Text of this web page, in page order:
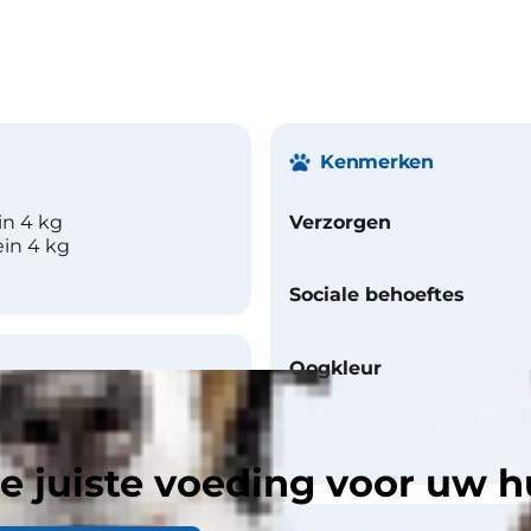
juiste voeding voor uw
4 kg
4 kg
Kenmerken
Verzorgen
Sociale behoeftes
Oogkleur